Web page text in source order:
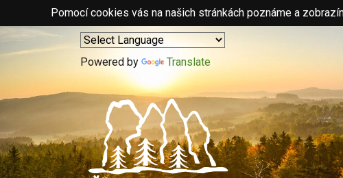
Pomocí cookies vás na našich stránkách poznáme a
Powered by Translate